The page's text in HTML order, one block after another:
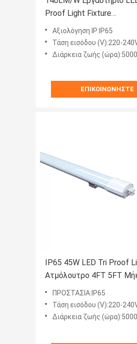
Proof Light Fixture
Αντιδιαβρωτικό
Αξιολόγηση IP:IP65
Τάση εισόδου (V):220-
Διάρκεια ζωής
ΕΠΙΚΟΙΝΩΝΉΣΤΕ
IP65 45W LED Tri Proof
Ατμόλουτρο 4FT 5FT
1500mm
ΠΡΟΣΤΑΣΙΑ:IP65
Τάση εισόδου (V):220-
Διάρκεια ζωής